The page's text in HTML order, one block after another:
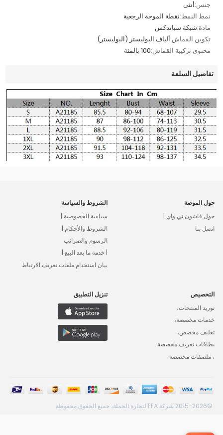
جنس:أنثى
نمط النمط:نقطة الموجة الرجعية
مادة:شبكة سباندكس
تكوين القماش:ألياف البوليستر (البوليستر)
محتوى تركيبة القماش:100 بالمئة
تفاصيل السلعة
حول الموضة
حول فاشون تي واي |
اتصل بنا
الشروط والسياسة
سياسة الخصوصية |
الشروط والأحكام |
الرسوم والضرائب
| خدمة ما بعد البيع |
بيان استخدام ملفات تعريف الارتباط
التخصيص
توريد المنتجات،
خدمات مخصصة،
تغليف مخصص،
بطاقات تعريف مخصصة
، ملصقات مخصصة
تنزيل التطبيق
©2015-2026 شركة FFA لتجارة الجملة، جميع الحقوق محفوظة